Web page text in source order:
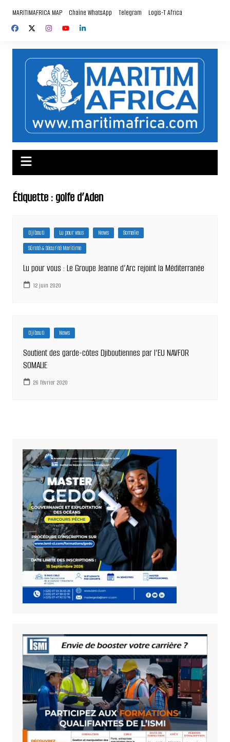
contenu
MARITIMAFRICA MAP Chaîne WhatsApp Telegram Logis-T Africa
Étiquette :golfe d’Aden
Djibouti Lu pour vous News
Somalie
Sûreté & Sécurité Maritime
Lu pour vous : Le Groupe Jeanne d’Arc rejoint la Méditerranée
12 juin 2020
Djibouti News
Soutient des garde-côtes Djiboutiennes par l’EU NAVFOR
SOMALIE
26 février 2020